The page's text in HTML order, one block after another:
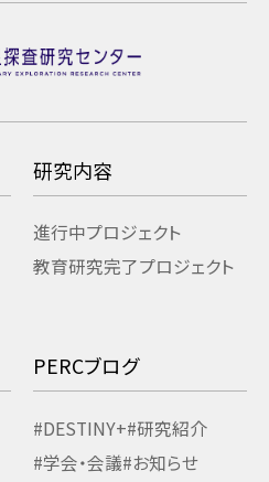
研究内容
進行中プロジェクト
教育研究完了プロジェクト
PERCブログ
#DESTINY+#研究紹介
#学会・会議#お知らせ